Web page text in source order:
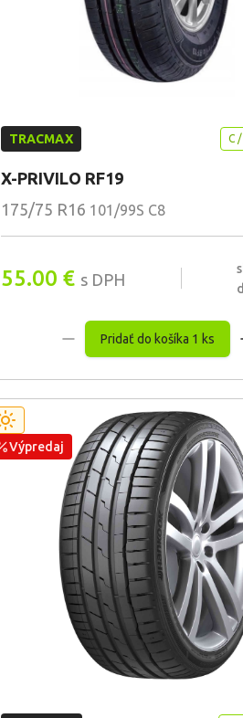
TRACMAX C
X-PRIVILO RF19
175/75 R16 101/99S C8
55.00 € s DPH
Pridať do košíka 1 ks
Výpredaj